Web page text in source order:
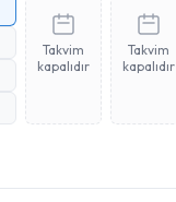
Takvim
kapalıdır
Takvim
kapalıdır